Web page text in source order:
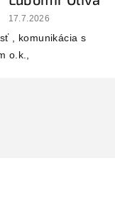
Hodnotenie obchodu
17.7.2026
, komunikácia s
o.k.,